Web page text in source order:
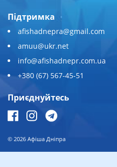
Підтримка
afishadnepra@gmail.com
amuu@ukr.net
info@afishadnepr.com.ua
+380 (67) 567-45-51
Приєднуйтесь
© 2026 Афіша Дніпра